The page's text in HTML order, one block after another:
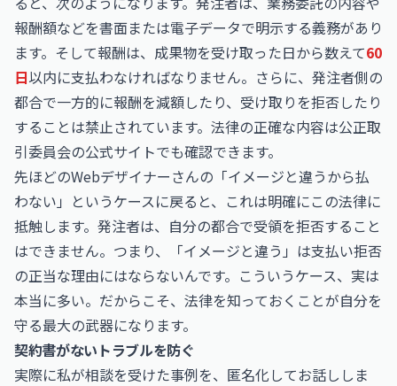
報酬額などを書面または電子データで明示する義務があり
ます。そして報酬は、成果物を受け取った日から数えて60
日以内に支払わなければなりません。さらに、発注者側の
都合で一方的に報酬を減額したり、受け取りを拒否したり
することは禁止されています。法律の正確な内容は公正取
引委員会の公式サイトでも確認できます。
先ほどのWebデザイナーさんの「イメージと違うから払
わない」というケースに戻ると、これは明確にこの法律に
抵触します。発注者は、自分の都合で受領を拒否すること
はできません。つまり、「イメージと違う」は支払い拒否
の正当な理由にはならないんです。こういうケース、実は
本当に多い。だからこそ、法律を知っておくことが自分を
守る最大の武器になります。
契約書がないトラブルを防ぐ
実際に私が相談を受けた事例を、匿名化してお話ししま